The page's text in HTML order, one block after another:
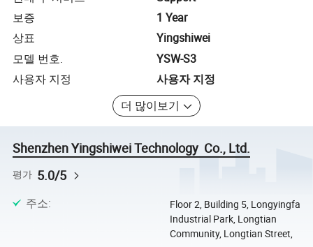
보증
1 Year
상표
Yingshiwei
모델 번호.
YSW-S3
사용자 지정
사용자 지정
더 많이보기
Shenzhen Yingshiwei Technology Co., Ltd.
평가 5.0/5
주소:
Floor 2, Building 5, Longyingfa
Industrial Park, Longtian
Community, Longtian Street,